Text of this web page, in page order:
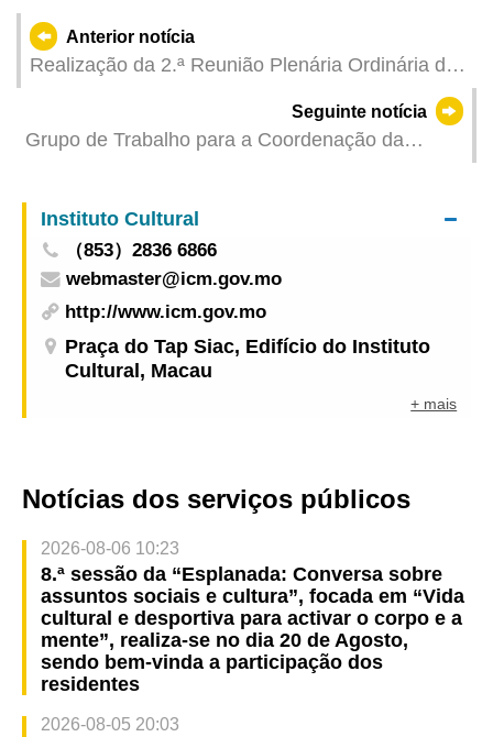
Anterior notícia
Realização da 2.ª Reunião Plenária Ordinária de
Seguinte notícia
Grupo de Trabalho para a Coordenação da
desenvolvimento de carreira dos jovens
Instituto Cultural
（853）2836 6866
webmaster@icm.gov.mo
http://www.icm.gov.mo
Praça do Tap Siac, Edifício do Instituto
Cultural, Macau
+ mais
Notícias dos serviços públicos
2026-08-06 10:23
8.ª sessão da “Esplanada: Conversa sobre
assuntos sociais e cultura”, focada em “Vida
cultural e desportiva para activar o corpo e a
mente”, realiza-se no dia 20 de Agosto,
sendo bem-vinda a participação dos
residentes
2026-08-05 20:03